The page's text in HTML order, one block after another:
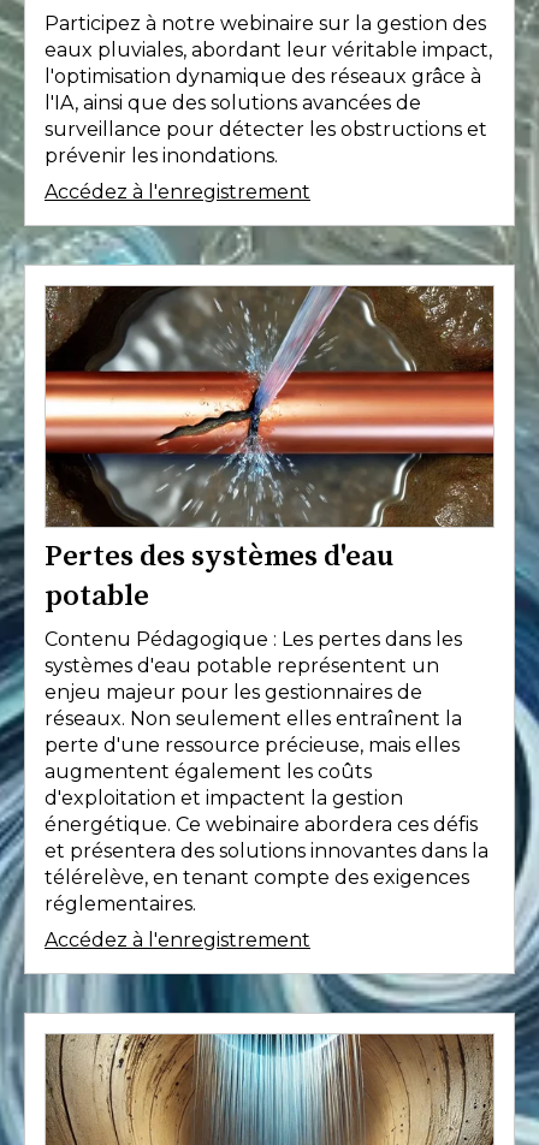
Participez à notre webinaire sur la gestion des
eaux pluviales, abordant leur véritable impact,
l'optimisation dynamique des réseaux grâce à
l'IA, ainsi que des solutions avancées de
surveillance pour détecter les obstructions et
prévenir les inondations.
Accédez à l'enregistrement
Pertes des systèmes d'eau
potable
Contenu Pédagogique : Les pertes dans les
systèmes d'eau potable représentent un
enjeu majeur pour les gestionnaires de
réseaux. Non seulement elles entraînent la
perte d'une ressource précieuse, mais elles
augmentent également les coûts
d'exploitation et impactent la gestion
énergétique. Ce webinaire abordera ces défis
et présentera des solutions innovantes dans la
télérelève, en tenant compte des exigences
réglementaires.
Accédez à l'enregistrement